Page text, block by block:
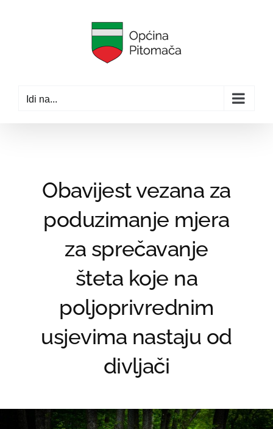
Idi na...
Obavijest vezana za
poduzimanje mjera
za sprečavanje
šteta koje na
poljoprivrednim
usjevima nastaju od
divljači